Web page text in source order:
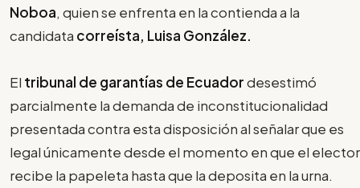
Noboa, quien se enfrenta en la contienda a la
candidata correísta, Luisa González.
El tribunal de garantías de Ecuadordesestimó
parcialmente la demanda de inconstitucionalidad
presentada contra esta disposición al señalar que es
legal únicamente desde el momento en que el elector
recibe la papeleta hasta que la deposita en la urna.